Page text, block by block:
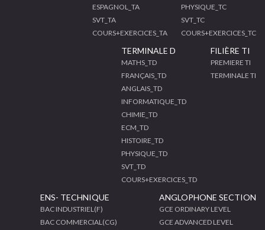
ESPAGNOL_TA
SVT_TA
COURS+EXERCICES_TA
PHYSIQUE_TC
SVT_TC
COURS+EXERCICES_TC
TERMINALE D
MATHS_TD
FRANÇAIS_TD
ANGLAIS_TD
INFORMATIQUE_TD
CHIMIE_TD
ECM_TD
HISTOIRE_TD
PHYSIQUE_TD
SVT_TD
COURS+EXERCICES_TD
FILIÈRE TI
PREMIERE TI
TERMINALE TI
ENS- TECHNIQUE
BAC INDUSTRIEL(F)
BAC COMMERCIAL(CG)
ANGLOPHONE SECTION
GCE ORDINARY LEVEL
GCE ADVANCED LEVEL